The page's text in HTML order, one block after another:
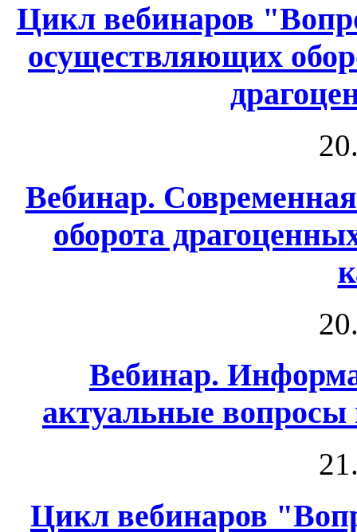
Цикл вебинаров
осуществляющих
Вебинар.
оборота
Вебинар.
актуальные
Цикл вебинаров